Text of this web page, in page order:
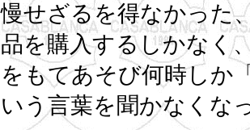
慢せざるを得なかった
品を購入するしかなく
をもてあそび何時しか
いう言葉を聞かなくな